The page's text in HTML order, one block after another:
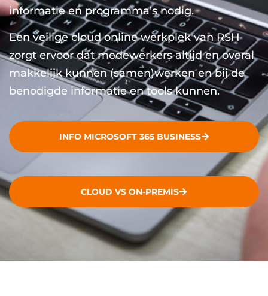
informatie en programma’s nodig.
Een veilige cloud online werkplek van RSH
zorgt ervoor dat medewerkers altijd en overal
makkelijk kunnen (samen)werken en bij de
benodigde informatie en tools kunnen.
INFO MICROSOFT 365 BUSINESS
CLOUD VS ON-PREMIS